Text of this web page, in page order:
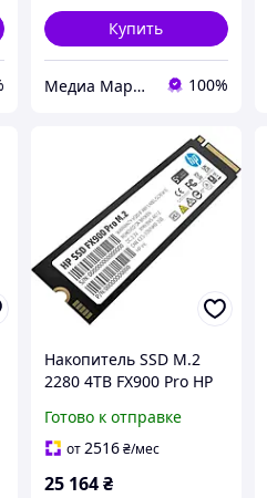
Купить
Медиа Маркет 100%
Накопитель SSD M.2
2280 4TB FX900 Pro HP
Готово к отправке
от2516₴/мес
25 164₴